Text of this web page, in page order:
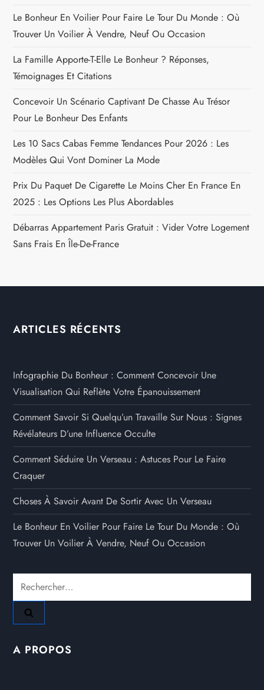
Le Bonheur En Voilier Pour Faire Le Tour Du Monde : Où
Trouver Un Voilier À Vendre, Neuf Ou Occasion
La Famille Apporte-T-Elle Le Bonheur ? Réponses,
Témoignages Et Citations
Concevoir Un Scénario Captivant De Chasse Au Trésor
Pour Le Bonheur Des Enfants
Les 10 Sacs Cabas Femme Tendances Pour 2026 : Les
Modèles Qui Vont Dominer La Mode
Prix Du Paquet De Cigarette Le Moins Cher En France En
2025 : Les Options Les Plus Abordables
Débarras Appartement Paris Gratuit : Vider Votre Logement
Sans Frais En Île-De-France
ARTICLES RÉCENTS
Infographie Du Bonheur : Comment Concevoir Une
Visualisation Qui Reflète Votre Épanouissement
Comment Savoir Si Quelqu’un Travaille Sur Nous : Signes
Révélateurs D’une Influence Occulte
Comment Séduire Un Verseau : Astuces Pour Le Faire
Craquer
Choses À Savoir Avant De Sortir Avec Un Verseau
Le Bonheur En Voilier Pour Faire Le Tour Du Monde : Où
Trouver Un Voilier À Vendre, Neuf Ou Occasion
Rechercher :
A PROPOS